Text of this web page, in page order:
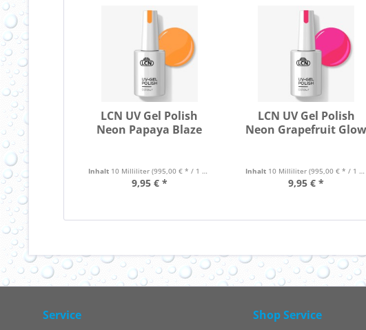
LCN UV Gel Polish
Neon Papaya Blaze
Inhalt 10 Milliliter (995,00 € * / 1 Liter)
9,95 € *
LCN UV Gel Polish
Neon Grapefruit Glow
Inhalt 10 Milliliter (995,00 € * / 1 Liter)
9,95 € *
Service Shop Service